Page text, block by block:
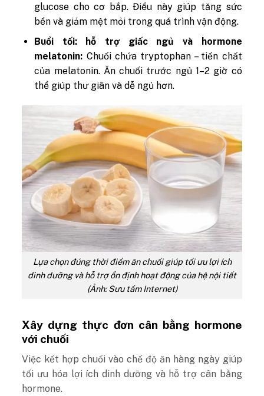
glucose cho cơ bắp. Điều này giúp tăng sức
bền và giảm mệt mỏi trong quá trình vận động.
Buổi tối: hỗ trợ giấc ngủ và hormone
melatonin: Chuối chứa tryptophan – tiền chất
của melatonin. Ăn chuối trước ngủ 1–2 giờ có
thể giúp thư giãn và dễ ngủ hơn.
Lựa chọn đúng thời điểm ăn chuối giúp tối ưu lợi ích
dinh dưỡng và hỗ trợ ổn định hoạt động của hệ nội tiết
(Ảnh: Sưu tầm Internet)
Xây dựng thực đơn cân bằng hormone
với chuối
Việc kết hợp chuối vào chế độ ăn hàng ngày giúp
tối ưu hóa lợi ích dinh dưỡng và hỗ trợ cân bằng
hormone.